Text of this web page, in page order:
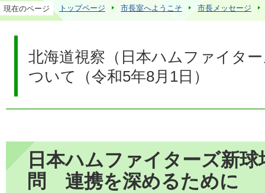
現在のページ トップページ 市長室へようこそ 市長メッセージ
北海道視察（日本ハムファイタ
ついて（令和5年8月1日）
日本ハムファイターズ新
問 連携を深めるために